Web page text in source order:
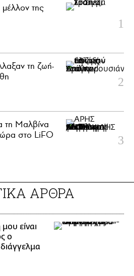
της
τη ζωή-
τη Μαλβίνα
στo LiFO
ΑΡΘΡΑ
είναι
ο